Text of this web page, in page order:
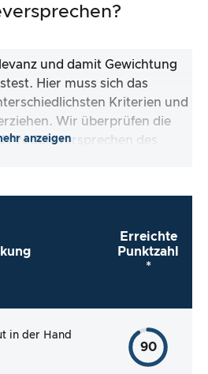
und damit Gewichtung
Hier muss sich das
Kriterien und
Wir überprüfen die
Produktversprechen des
anzeigen
Erreichte
Punktzahl
*
in der Hand
90